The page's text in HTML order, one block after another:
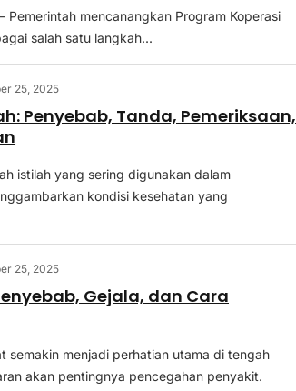
mencanangkan Program Koperasi
salah satu langkah...
25, 2025
Penyebab, Tanda, Pemeriksaan,
istilah yang sering digunakan dalam
kondisi kesehatan yang
25, 2025
Gejala, dan Cara
semakin menjadi perhatian utama di tengah
akan pentingnya pencegahan penyakit.